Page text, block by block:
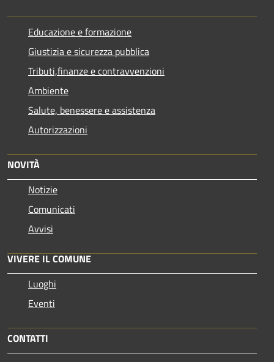
Educazione e formazione
Giustizia e sicurezza pubblica
Tributi,finanze e contravvenzioni
Ambiente
Salute, benessere e assistenza
Autorizzazioni
NOVITÀ
Notizie
Comunicati
Avvisi
VIVERE IL COMUNE
Luoghi
Eventi
CONTATTI